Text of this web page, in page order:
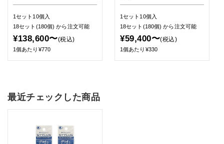
1セット10個入
18セット(180個)から注文可能
¥138,600〜(税込)
1個あたり¥770
1セット10個入
18セット(180個)から注文可能
¥59,400〜(税込)
1個あたり¥330
最近チェックした商品